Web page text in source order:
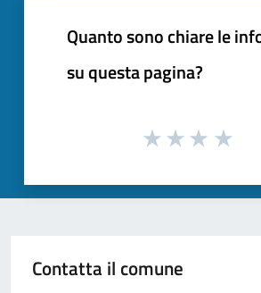
Quanto sono chiare le
su questa pagina?
Contatta il comune